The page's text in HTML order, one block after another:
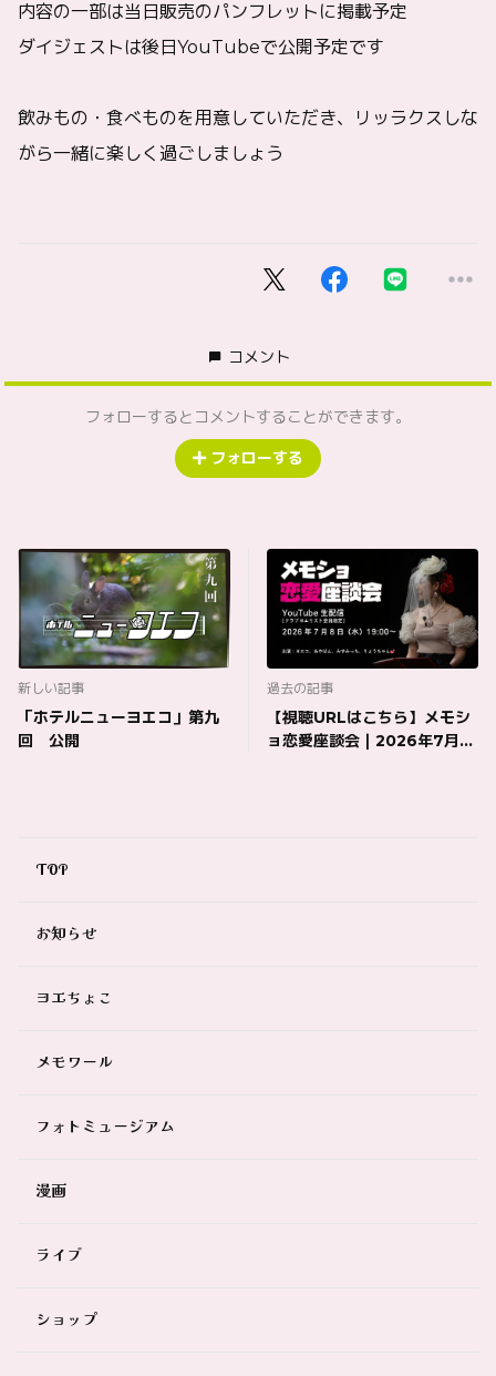
内容の一部は当日販売のパンフレットに掲載予定
ダイジェストは後日YouTubeで公開予定です
飲みもの・食べものを用意していただき、リッラクスしな
がら一緒に楽しく過ごしましょう
コメント
フォローするとコメントすることができます。
フォローする
新しい記事
「ホテルニューヨエコ」第九
回 公開
過去の記事
【視聴URLはこちら】メモシ
ョ恋愛座談会｜2026年7月8
TOP
お知らせ
ヨエちょこ
メモワール
フォトミュージアム
漫画
ライブ
ショップ